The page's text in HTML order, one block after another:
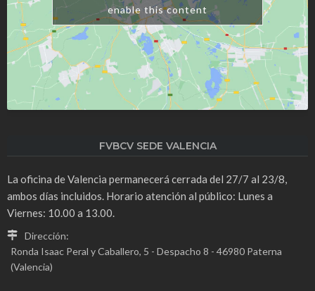
enable this content
FVBCV SEDE VALENCIA
La oficina de Valencia permanecerá cerrada del 27/7 al 23/8,
ambos días incluidos. Horario atención al público: Lunes a
Viernes: 10.00 a 13.00.
Dirección:
Ronda Isaac Peral y Caballero, 5 - Despacho 8 - 46980 Paterna
(Valencia)